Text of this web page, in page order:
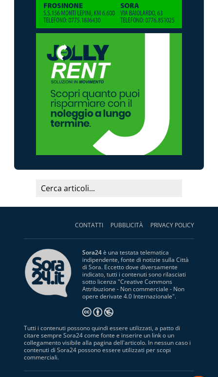
CONTATTI PUBBLICITÀ PRIVACY POLICY
Sora24è una testata telematica
indipendente, fonte di notizie sulla Città
di Sora. Eccetto dove diversamente
indicato, tutti i contenuti sono rilasciati
sotto licenza "Creative Commons
Attribuzione - Non commerciale - Non
opere derivate 4.0 Internazionale".
Tutti i contenuti possono quindi essere utilizzati, a patto di
citare sempre Sora24 come fonte e inserire un link o un
collegamento visibile alla pagina dell'articolo. In nessun caso i
contenuti di Sora24 possono essere utilizzati per scopi
commerciali.